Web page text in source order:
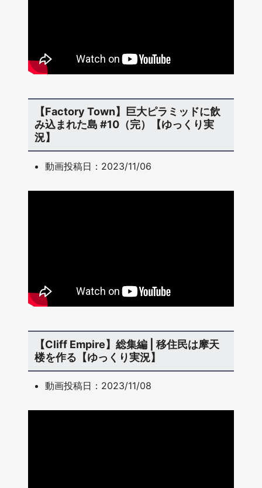
【Factory Town】巨大ピラミッドに飲
み込まれた島 #10（完）【ゆっくり実
況】
動画投稿日：2023/11/06
【Cliff Empire】総集編 | 移住民は摩天
楼を作る【ゆっくり実況】
動画投稿日：2023/11/08